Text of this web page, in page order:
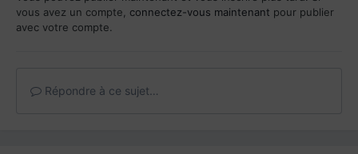
vous avez un compte, connectez-vous maintenant pour publier
avec votre compte.
Répondre à ce sujet…